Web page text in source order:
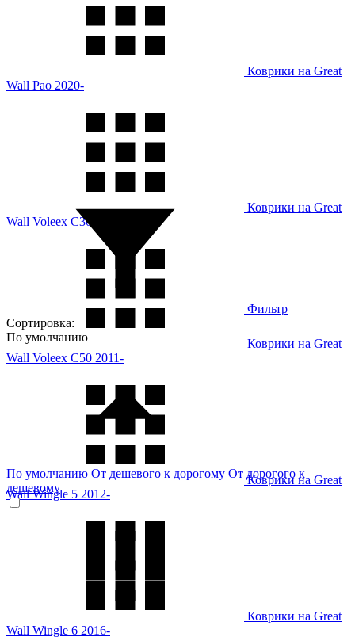
Коврики на Great
Wall Pao 2020-
Коврики на Great
Wall Voleex C30 2010-
Коврики на Great
Wall Voleex C50 2011-
Коврики на Great
Wall Wingle 5 2012-
Коврики на Great
Wall Wingle 6 2016-
Фильтр
Сортировка:
По умолчанию
По умолчанию От дешевого к дорогому От дорогого к
дешевому